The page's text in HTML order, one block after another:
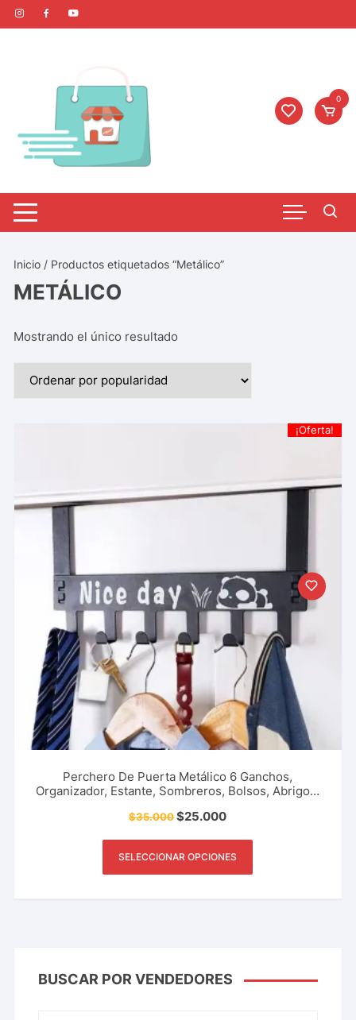
0
Inicio / Productos etiquetados “Metálico”
METÁLICO
Mostrando el único resultado
¡Oferta!
Perchero De Puerta Metálico 6 Ganchos,
Organizador, Estante, Sombreros, Bolsos, Abrigos,
$35.000$25.000
SELECCIONAR OPCIONES
BUSCAR POR VENDEDORES